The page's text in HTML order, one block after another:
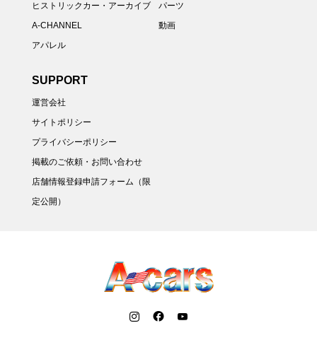
ヒストリックカー・アーカイブ
A-CHANNEL
アパレル
パーツ
動画
SUPPORT
運営会社
サイトポリシー
プライバシーポリシー
掲載のご依頼・お問い合わせ
店舗情報登録申請フォーム（限
定公開）